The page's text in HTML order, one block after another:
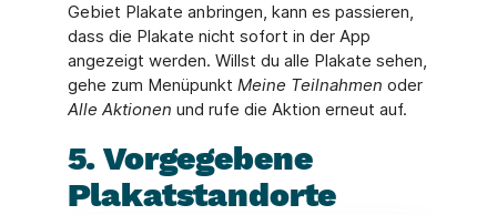
Gebiet Plakate anbringen, kann es passieren,
dass die Plakate nicht sofort in der App
angezeigt werden. Willst du alle Plakate sehen,
gehe zum Menüpunkt Meine Teilnahmen oder
Alle Aktionen und rufe die Aktion erneut auf.
5. Vorgegebene
Plakatstandorte